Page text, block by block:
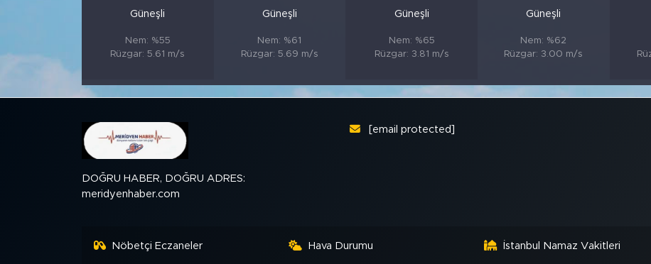
Güneşli
Nem: %55
Rüzgar: 5.61 m/s
Güneşli
Nem: %61
Rüzgar: 5.69 m/s
Güneşli
Nem: %65
Rüzgar: 3.81 m/s
Güneşli
Nem: %62
Rüzgar: 3.00 m/s
DOĞRU HABER, DOĞRU ADRES:
meridyenhaber.com
[email protected]
Nöbetçi Eczaneler Hava Durumu İstanbul Namaz Vakitleri
KÜLTÜR SANAT
TARİHTEN GÜNÜMÜZE
SAĞLIK